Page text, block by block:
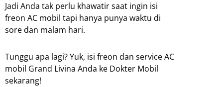
Jadi Anda tak perlu khawatir saat ingin isi
freon AC mobil tapi hanya punya waktu di
sore dan malam hari.
Tunggu apa lagi? Yuk, isi freon dan service AC
mobil Grand Livina Anda ke Dokter Mobil
sekarang!